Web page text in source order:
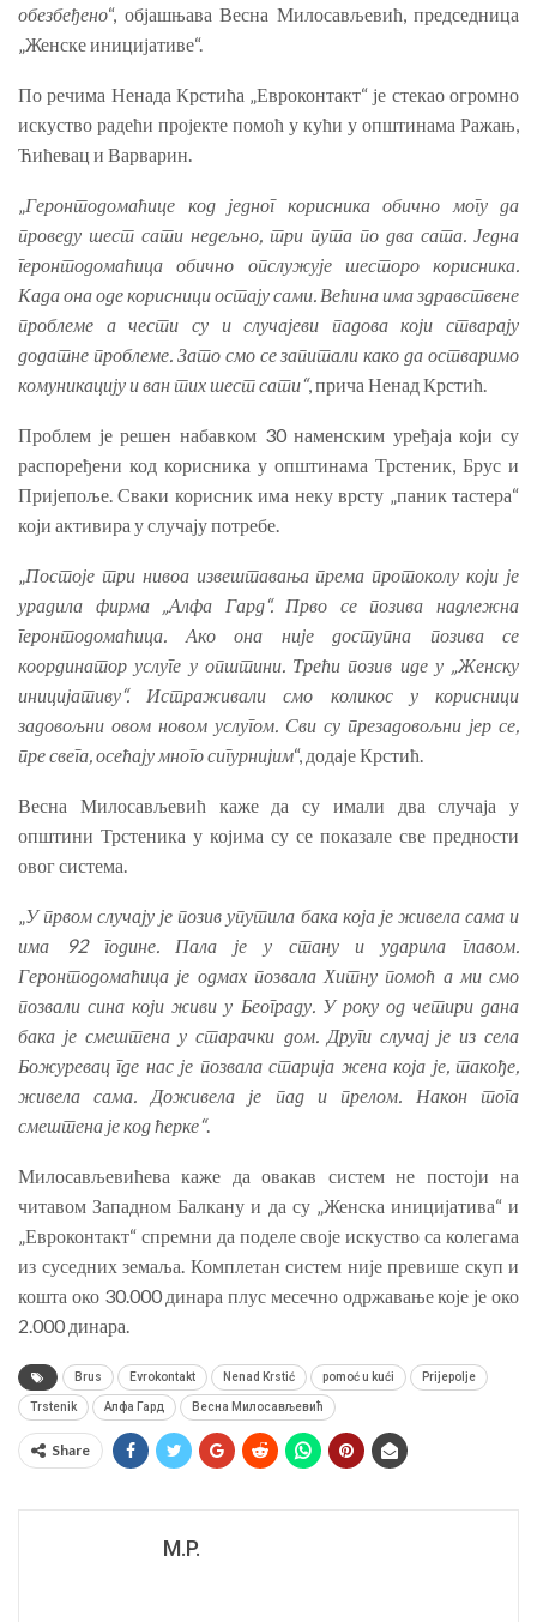
обезбеђено“, објашњава Весна Милосављевић, председница
„Женске иницијативе“.
По речима Ненада Крстића „Евроконтакт“ је стекао огромно
искуство радећи пројекте помоћ у кући у општинама Ражањ,
Ћићевац и Варварин.
Геронтодомаћице код једног корисника обично могу да
проведу шест сати недељно, три пута по два сата. Једна
геронтодомаћица обично опслужује шесторо корисника.
Када она оде корисници остају сами. Већина има здравствене
проблеме а чести су и случајеви падова који стварају
додатне проблеме. Зато смо се запитали како да остваримо
комуникацију и ван тих шест сати“, прича Ненад Крстић.
Проблем је решен набавком 30 наменским уређаја који су
распоређени код корисника у општинама Трстеник, Брус и
Пријепоље. Сваки корисник има неку врсту „паник тастера“
који активира у случају потребе.
Постоје три нивоа извештавања према протоколу који је
урадила фирма „Алфа Гард“. Прво се позива надлежна
геронтодомаћица. Ако она није доступна позива се
координатор услуге у општини. Трећи позив иде у „Женску
иницијативу“. Истраживали смо коликос у корисници
задовољни овом новом услугом. Сви су презадовољни јер се,
пре свега, осећају много сигурнијим“, додаје Крстић.
Весна Милосављевић каже да су имали два случаја у
општини Трстеника у којима су се показале све предности
овог система.
У првом случају је позив упутила бака која је живела сама и
има 92 године. Пала је у стану и ударила главом.
Геронтодомаћица је одмах позвала Хитну помоћ а ми смо
позвали сина који живи у Београду. У року од четири дана
бака је смештена у старачки дом. Други случај је из села
Божуревац где нас је позвала старија жена која је, такође,
живела сама. Доживела је пад и прелом. Након тога
смештена је код ћерке“.
Милосављевићева каже да овакав систем не постоји на
читавом Западном Балкану и да су „Женска иницијатива“ и
„Евроконтакт“ спремни да поделе своје искуство са колегама
из суседних земаља. Комплетан систем није превише скуп и
кошта око 30.000 динара плус месечно одржавање које је око
2.000 динара.
Brus Evrokontakt Nenad Krstić pomoć u kući Prijepolje
Trstenik Алфа Гард Весна Милосављевић
Share
M.P.